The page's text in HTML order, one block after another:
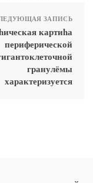
ЗАПИСЬ
картиhа
периферической
гранулёмы
характеризуется